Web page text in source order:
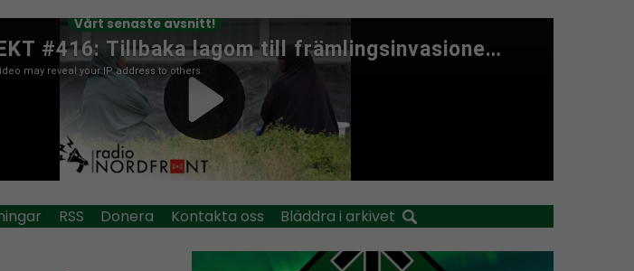
Vårt senaste avsnitt!
RSS Donera Kontakta oss Bläddra i arkivet